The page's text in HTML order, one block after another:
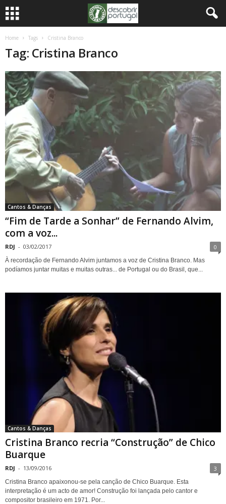
Home Tags Cristina Branco
Tag: Cristina Branco
Cantos & Danças
“Fim de Tarde a Sonhar” de Fernando Alvim,
com a voz...
RDJ - 03/02/2017 0
À recordação de Fernando Alvim juntamos a voz de Cristina Branco. Mas
podíamos juntar muitas e muitas outras... de Portugal ou do Brasil, que...
Cantos & Danças
Cristina Branco recria “Construção” de Chico
Buarque
RDJ - 13/09/2016 3
Cristina Branco apaixonou-se pela canção de Chico Buarque. Esta
interpretação é um acto de amor! Construção foi lançada pelo cantor e
compositor brasileiro em 1971. Por...